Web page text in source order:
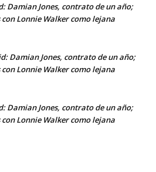
Damian Jones, contrato de un año;
Lonnie Walker como lejana
Damian Jones, contrato de un año;
Lonnie Walker como lejana
Damian Jones, contrato de un año;
Lonnie Walker como lejana